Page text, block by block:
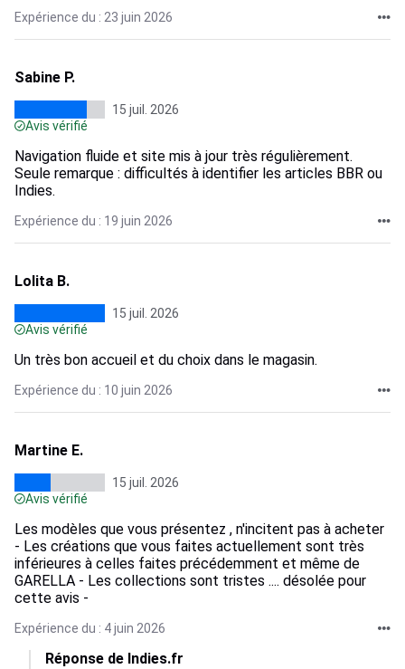
Expérience du : 23 juin 2026
Sabine P.
15 juil. 2026
Avis vérifié
Navigation fluide et site mis à jour très régulièrement.
Seule remarque : difficultés à identifier les articles BBR ou
Indies.
Expérience du : 19 juin 2026
Lolita B.
15 juil. 2026
Avis vérifié
Un très bon accueil et du choix dans le magasin.
Expérience du : 10 juin 2026
Martine E.
15 juil. 2026
Avis vérifié
Les modèles que vous présentez , n'incitent pas à acheter
- Les créations que vous faites actuellement sont très
inférieures à celles faites précédemment et même de
GARELLA - Les collections sont tristes .... désolée pour
cette avis -
Expérience du : 4 juin 2026
Réponse de Indies.fr